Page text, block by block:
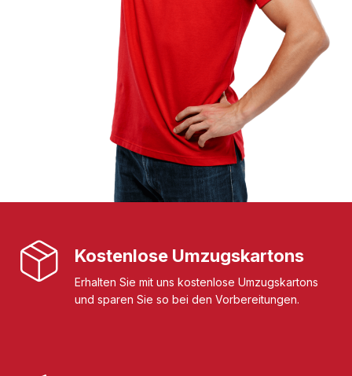
Kostenlose Umzugskartons
Erhalten Sie mit uns kostenlose Umzugskartons
und sparen Sie so bei den Vorbereitungen.